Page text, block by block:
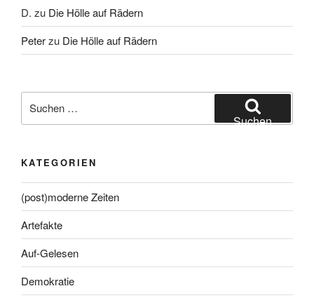
D. zu Die Hölle auf Rädern
Peterzu Die Hölle auf Rädern
nach:
Suchen
KATEGORIEN
(post)moderne Zeiten
Artefakte
Auf-Gelesen
Demokratie